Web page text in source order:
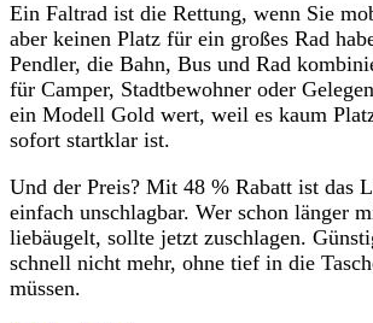
Ein Faltrad ist die Rettung, wenn Sie
aber keinen Platz für ein großes Rad
Pendler, die Bahn, Bus und Rad
für Camper, Stadtbewohner oder
ein Modell Gold wert, weil es kaum
sofort startklar ist.
Und der Preis? Mit 48 % Rabatt ist das
einfach unschlagbar. Wer schon länger
liebäugelt, sollte jetzt zuschlagen.
schnell nicht mehr, ohne tief in die
müssen.